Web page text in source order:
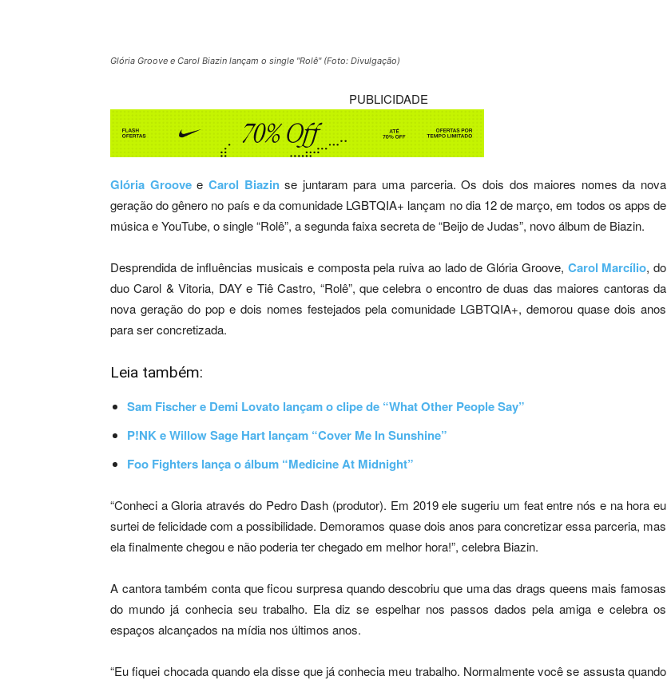
Glória Groove e Carol Biazin lançam o single "Rolê" (Foto: Divulgação)
PUBLICIDADE
Glória Groovee Carol Biazinse juntaram para uma parceria. Os dois dos maiores nomes da nova
geração do gênero no país e da comunidade LGBTQIA+ lançam no dia 12 de março, em todos os apps de
música e YouTube, o single “Rolê”, a segunda faixa secreta de “Beijo de Judas”, novo álbum de Biazin.
Desprendida de influências musicais e composta pela ruiva ao lado de Glória Groove, Carol Marcílio, do
duo Carol & Vitoria, DAY e Tiê Castro, “Rolê”, que celebra o encontro de duas das maiores cantoras da
nova geração do pop e dois nomes festejados pela comunidade LGBTQIA+, demorou quase dois anos
para ser concretizada.
Leia também:
Sam Fischer e Demi Lovato lançam o clipe de “What Other People Say”
P!NK e Willow Sage Hart lançam “Cover Me In Sunshine”
Foo Fighters lança o álbum “Medicine At Midnight”
“Conheci a Gloria através do Pedro Dash (produtor). Em 2019 ele sugeriu um feat entre nós e na hora eu
surtei de felicidade com a possibilidade. Demoramos quase dois anos para concretizar essa parceria, mas
ela finalmente chegou e não poderia ter chegado em melhor hora!”, celebra Biazin.
A cantora também conta que ficou surpresa quando descobriu que uma das drags queens mais famosas
do mundo já conhecia seu trabalho. Ela diz se espelhar nos passos dados pela amiga e celebra os
espaços alcançados na mídia nos últimos anos.
“Eu fiquei chocada quando ela disse que já conhecia meu trabalho. Normalmente você se assusta quando